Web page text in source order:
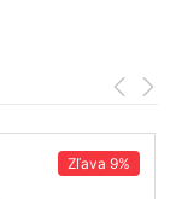
Zľava 9%